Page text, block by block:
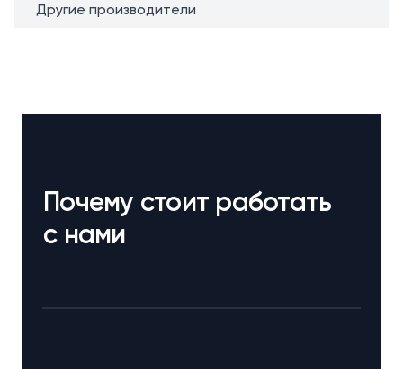
Другие производители
Почему стоит работать
с нами